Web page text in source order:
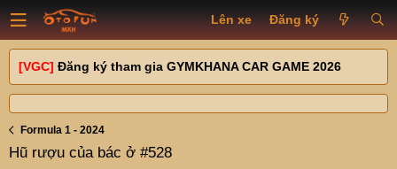
Lên xe Đăng ký
[VGC] Đăng ký tham gia GYMKHANA CAR GAME 2026
Formula 1 - 2024
Hũ rượu của bác ở #528